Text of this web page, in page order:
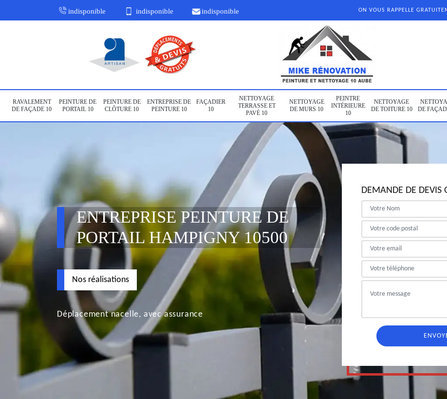
indisponible indisponible indisponible ON VOUS RAPPELLE
RAVALEMENT
DE FAÇADE 10
PEINTURE DE
PORTAIL 10
PEINTURE DE
CLÔTURE 10
ENTREPRISE DE
PEINTURE 10
FAÇADIER
10
NETTOYAGE
TERRASSE ET
PAVÉ 10
NETTOYAGE
DE MURS 10
PEINTRE
INTÉRIEURE
10
NETTOYAGE
DE TOITURE 10
DE
ENTREPRISE PEINTURE DE
PORTAIL HAMPIGNY 10500
Nos réalisations
Déplacement nacelle, avec assurance
DEMANDE DE DEVIS